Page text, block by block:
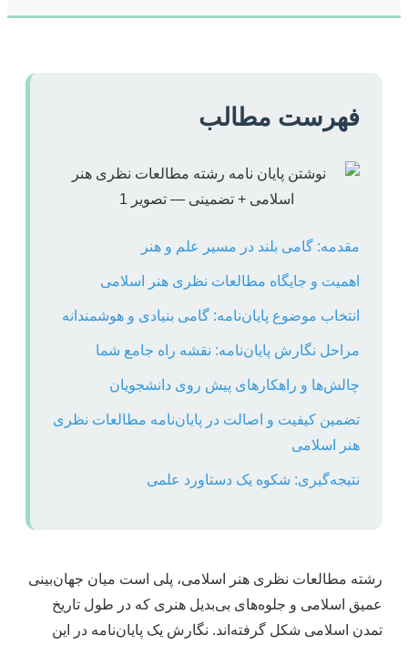
فهرست مطالب
مقدمه: گامی بلند در مسیر علم و هنر
اهمیت و جایگاه مطالعات نظری هنر اسلامی
انتخاب موضوع پایان‌نامه: گامی بنیادی و هوشمندانه
مراحل نگارش پایان‌نامه: نقشه راه جامع شما
چالش‌ها و راهکارهای پیش روی دانشجویان
تضمین کیفیت و اصالت در پایان‌نامه مطالعات نظری
هنر اسلامی
نتیجه‌گیری: شکوه یک دستاورد علمی
رشته مطالعات نظری هنر اسلامی، پلی است میان جهان‌بینی
عمیق اسلامی و جلوه‌های بی‌بدیل هنری که در طول تاریخ
تمدن اسلامی شکل گرفته‌اند. نگارش یک پایان‌نامه در این